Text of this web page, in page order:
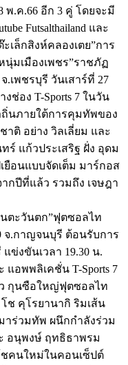
พ.ค.66 อีก 3 คู่ โดยจะมี
Futsalthailand และ
เล็กสิงห์คลองเตย”การ
นุ่มเมืองเพชร”ราชภัฏ
.เพชรบุรี วันเสาร์ที่ 27
ช่อง T-Sports 7 ในวัน
ถิ่นภายใต้การคุมทัพของ
ติ อย่าง วิลเลี่ยม และ
แก้วประเสริฐ ฝั่ง อุดม
ยือนแบบจัดเต็ม มาร์กอส
กปีที่แล้ว รวมถึง เจษฎา
ตะวันตก”ฟุตซอลไท
จ.กาญจนบุรี ต้อนรับการ
ข่งขันเวลา 19.30 น.
แอพพลิเคชั่น T-Sports 7
กุนซือใหญ่ฟุตซอลไท
ช คุโรยานากิ ริมเส้น
ร่วมทัพ ผนึกกำลังร่วม
อนุพงษ์ ฤทธิธาพรม
คนใหม่ในคอนเซ็ปต์